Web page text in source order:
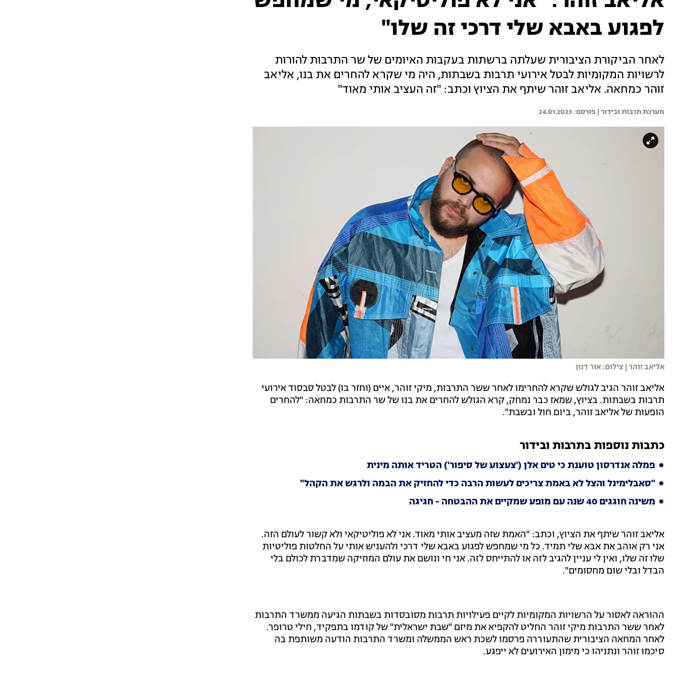
לפגוע באבא שלי דרכי זה שלו"
לאחר הביקורת הציבורית שעלתה ברשתות בעקבות האיומים של שר התרבות להורות
לרשויות המקומיות לבטל אירועי תרבות בשבתות, היה מי שקרא להחרים את בנו, אליאב
זוהר כמחאה. אליאב זוהר שיתף את הציוץ וכתב: "זה העציב אותי מאוד"
מערכת תרבות ובידור | 24.01.2023
אליאב זוהר | צילום: אור דנון
אליאב זוהר הגיב לגולש שקרא להחרימו לאחר ששר התרבות, מיקי זוהר, איים (וחזר בו) לבטל סבסוד אירועי
תרבות בשבתות. בציוץ, שמאז כבר נמחק, קרא הגולש להחרים את בנו של שר התרבות כמחאה: "להחרים
הופעות של אליאב זוהר, ביום חול ובשבת".
כתבות נוספות בתרבות ובידור
פמלה אנדרסון טוענת כי טים אלן ('צעצוע של סיפור') הטריד אותה מינית
"סאבלימינל והצל לא באמת צריכים לעשות הרבה כדי להחזיק את הבמה ולרגש את הקהל"
משינה חוגגים 40 שנה עם מופע שמקיים את ההבטחה - חגיגה
אליאב זוהר שיתף את הציוץ, וכתב: "האמת שזה מעציב אותי מאוד. אני לא פוליטיקאי ולא קשור לעולם הזה.
אני רק אוהב את אבא שלי תמיד. כל מי שמחפש לפגוע באבא שלי דרכי ולהעניש אותי על החלטות פוליטיות
שלו זה שלו, ואין לי עניין להגיב לזה או להתייחס לזה. אני חי ונושם את עולם המוזיקה שמדברת לכולם בלי
הבדל ובלי שום מחסומים".
ההוראה לאסור על הרשויות המקומיות לקיים פעילויות תרבות מסובסדות בשבתות הגיעה ממשרד התרבות
לאחר ששר התרבות מיקי זוהר החליט להקפיא את מיזם "שבת ישראלית" של קודמו בתפקיד, חילי טרופר.
לאחר המחאה הציבורית שהתעוררה פרסמו לשכת ראש הממשלה ומשרד התרבות הודעה משותפת בה
סיכמו זוהר ונתניהו כי מימון האירועים לא ייפגע.